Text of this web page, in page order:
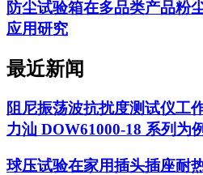
防尘试验箱在多品类产品粉
应用研究
最近新闻
阻尼振荡波抗扰度测试仪工
力汕 DOW61000-18 系列为
球压试验在家用插头插座耐